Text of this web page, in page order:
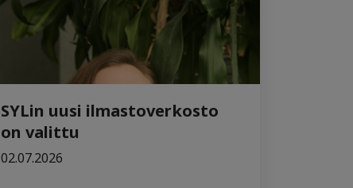
SYLin uusi ilmastoverkosto
on valittu
02.07.2026